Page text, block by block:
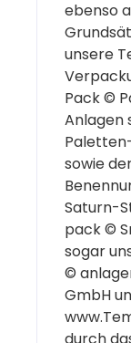
ebenso
unsere
Pack ©
Anlagen
sowie
Saturn-
pack ©
sogar
©
GmbH